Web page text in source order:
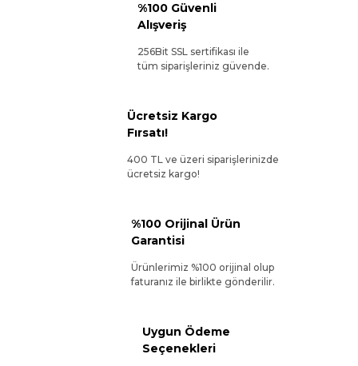
%100 Güvenli
Alışveriş
256Bit SSL sertifikası ile
tüm siparişleriniz güvende.
Ücretsiz Kargo
Fırsatı!
400 TL ve üzeri siparişlerinizde
ücretsiz kargo!
%100 Orijinal Ürün
Garantisi
Ürünlerimiz %100 orijinal olup
faturanız ile birlikte gönderilir.
Uygun Ödeme
Seçenekleri